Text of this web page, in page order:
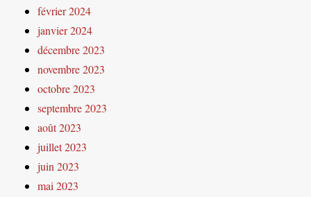
février 2024
janvier 2024
décembre 2023
novembre 2023
octobre 2023
septembre 2023
août 2023
juillet 2023
juin 2023
mai 2023